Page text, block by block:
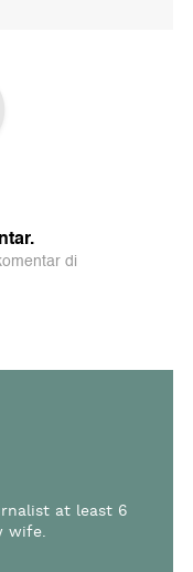
at least 6
wife.